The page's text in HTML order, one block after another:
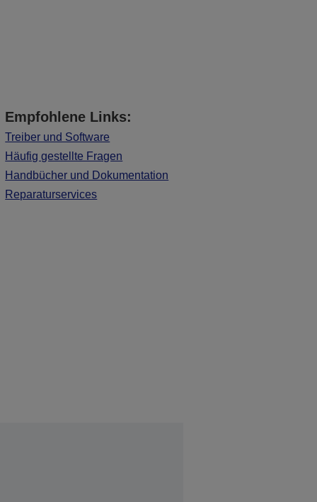
Empfohlene Links:
Treiber und Software
Häufig gestellte Fragen
Handbücher und Dokumentation
Reparaturservices